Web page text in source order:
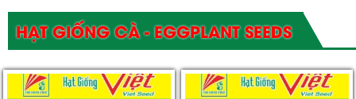
HẠT GIỐNG CÀ - EGGPLANT SEEDS